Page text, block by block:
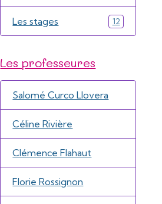
Les stages 12
Les professeures
Salomé Curco Llovera
Céline Rivière
Clémence Flahaut
Florie Rossignon